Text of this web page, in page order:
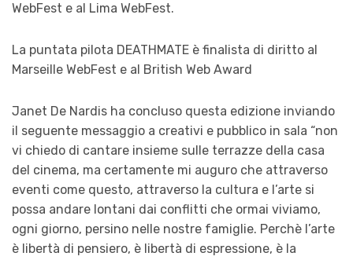
WebFest e al Lima WebFest.
La puntata pilota DEATHMATE è finalista di diritto al
Marseille WebFest e al British Web Award
Janet De Nardis ha concluso questa edizione inviando
il seguente messaggio a creativi e pubblico in sala “non
vi chiedo di cantare insieme sulle terrazze della casa
del cinema, ma certamente mi auguro che attraverso
eventi come questo, attraverso la cultura e l’arte si
possa andare lontani dai conflitti che ormai viviamo,
ogni giorno, persino nelle nostre famiglie. Perchè l’arte
è libertà di pensiero, è libertà di espressione, è la